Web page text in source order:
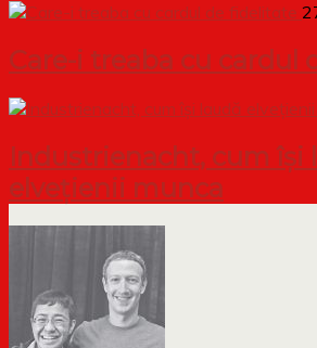
Care-i treaba cu cardul
Industrienacht, cum își
elvețienii munca